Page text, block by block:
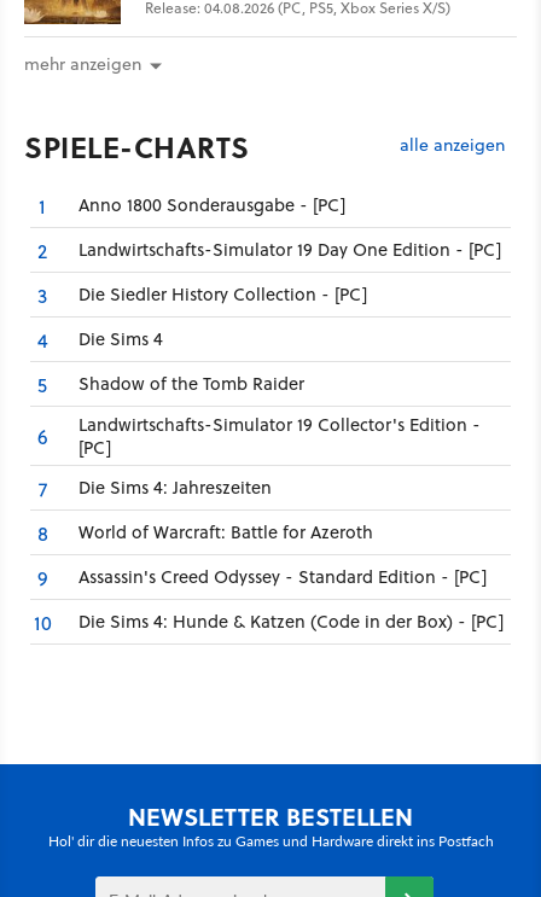
Release: 04.08.2026 (PC, PS5, Xbox Series X/S)
mehr anzeigen
SPIELE-CHARTS alle anzeigen
1 Anno 1800 Sonderausgabe - [PC]
2 Landwirtschafts-Simulator 19 Day One Edition - [PC]
3 Die Siedler History Collection - [PC]
4 Die Sims 4
5 Shadow of the Tomb Raider
6
Landwirtschafts-Simulator 19 Collector's Edition -
[PC]
7 Die Sims 4: Jahreszeiten
8 World of Warcraft: Battle for Azeroth
9 Assassin's Creed Odyssey - Standard Edition - [PC]
10 Die Sims 4: Hunde & Katzen (Code in der Box) - [PC]
NEWSLETTER BESTELLEN
Hol' dir die neuesten Infos zu Games und Hardware direkt ins Postfach